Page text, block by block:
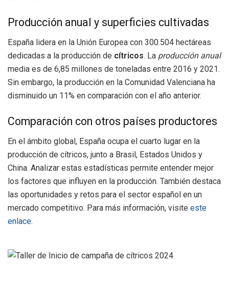
Producción anual y superficies cultivadas
España lidera en la Unión Europea con 300.504 hectáreas
dedicadas a la producción de cítricos. La producción anual
media es de 6,85 millones de toneladas entre 2016 y 2021.
Sin embargo, la producción en la Comunidad Valenciana ha
disminuido un 11% en comparación con el año anterior.
Comparación con otros países productores
En el ámbito global, España ocupa el cuarto lugar en la
producción de cítricos, junto a Brasil, Estados Unidos y
China. Analizar estas estadísticas permite entender mejor
los factores que influyen en la producción. También destaca
las oportunidades y retos para el sector español en un
mercado competitivo. Para más información, visite este
enlace.